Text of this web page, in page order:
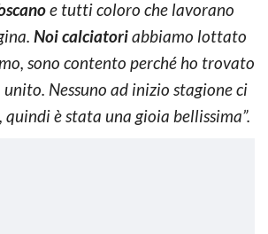
e tutti coloro che lavorano
Noi calciatoriabbiamo lottato
sono contento perché ho trovato
Nessuno ad inizio stagione ci
è stata una gioia bellissima”.